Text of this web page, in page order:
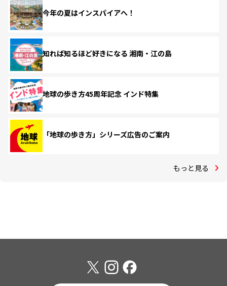
今年の夏はインスパイアへ！
知れば知るほど好きになる 湘南・江の島
地球の歩き方45周年記念 インド特集
「地球の歩き方」シリーズ広告のご案内
もっと見る